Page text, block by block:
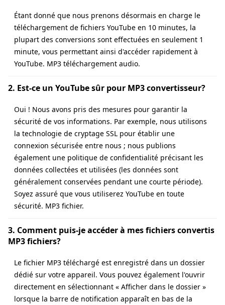
Étant donné que nous prenons désormais en charge le
téléchargement de fichiers YouTube en 10 minutes, la
plupart des conversions sont effectuées en seulement 1
minute, vous permettant ainsi d'accéder rapidement à
YouTube. MP3 téléchargement audio.
2. Est-ce un YouTube sûr pour MP3 convertisseur?
Oui ! Nous avons pris des mesures pour garantir la
sécurité de vos informations. Par exemple, nous utilisons
la technologie de cryptage SSL pour établir une
connexion sécurisée entre nous ; nous publions
également une politique de confidentialité précisant les
données collectées et utilisées (les données sont
généralement conservées pendant une courte période).
Soyez assuré que vous utiliserez YouTube en toute
sécurité. MP3 fichier.
3. Comment puis-je accéder à mes fichiers convertis
MP3 fichiers?
Le fichier MP3 téléchargé est enregistré dans un dossier
dédié sur votre appareil. Vous pouvez également l'ouvrir
directement en sélectionnant « Afficher dans le dossier »
lorsque la barre de notification apparaît en bas de la